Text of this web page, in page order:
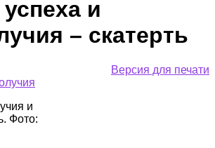
и
– скатерть
Версия для печати
и
Фото: